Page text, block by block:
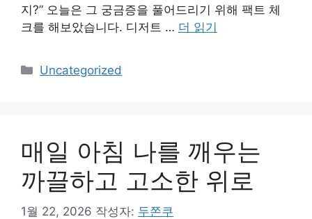
지?” 오늘은 그 궁금증을 풀어드리기 위해 팩트 체
크를 해보았습니다. 디저트 … 더 읽기
카
Uncategorized
매일 아침 나를 깨우는
까끌하고 고소한 위로
1월 22, 2026 작성자: 두쫀쿠